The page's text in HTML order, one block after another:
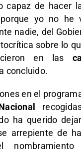
capaz de hacer
yo no he
nadie, del
sobre lo
en las
concluido.
en el
ha querido
arrepiente de